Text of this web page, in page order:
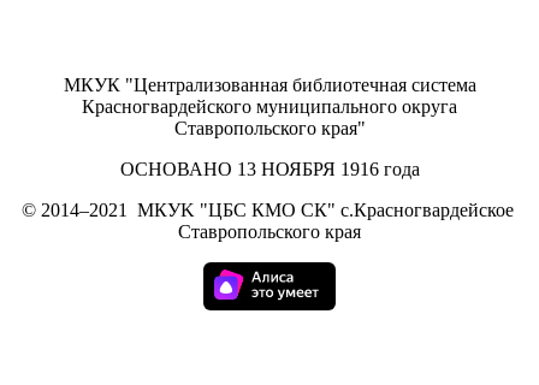
МКУК "Централизованная библиотечная система
Красногвардейского муниципального округа
Ставропольского края"
ОСНОВАНО 13 НОЯБРЯ 1916 года
© 2014–2021
МКУK "ЦБС КМО СК" с.Красногвардейское
Ставропольского края